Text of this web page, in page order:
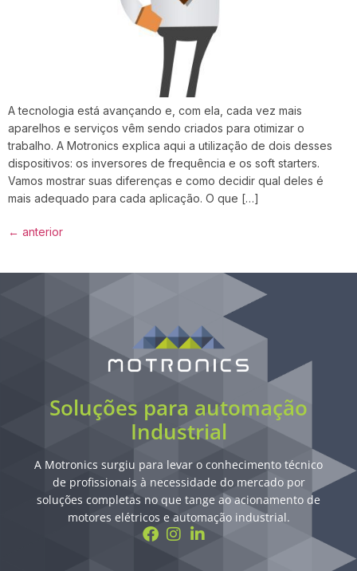
A tecnologia está avançando e, com ela, cada vez mais
aparelhos e serviços vêm sendo criados para otimizar o
trabalho. A Motronics explica aqui a utilização de dois desses
dispositivos: os inversores de frequência e os soft starters.
Vamos mostrar suas diferenças e como decidir qual deles é
mais adequado para cada aplicação. O que […]
← anterior
Soluções para automação
Industrial
A Motronics surgiu para levar o conhecimento técnico
de profissionais à necessidade do mercado por
soluções completas no que tange ao acionamento de
motores elétricos e automação industrial.